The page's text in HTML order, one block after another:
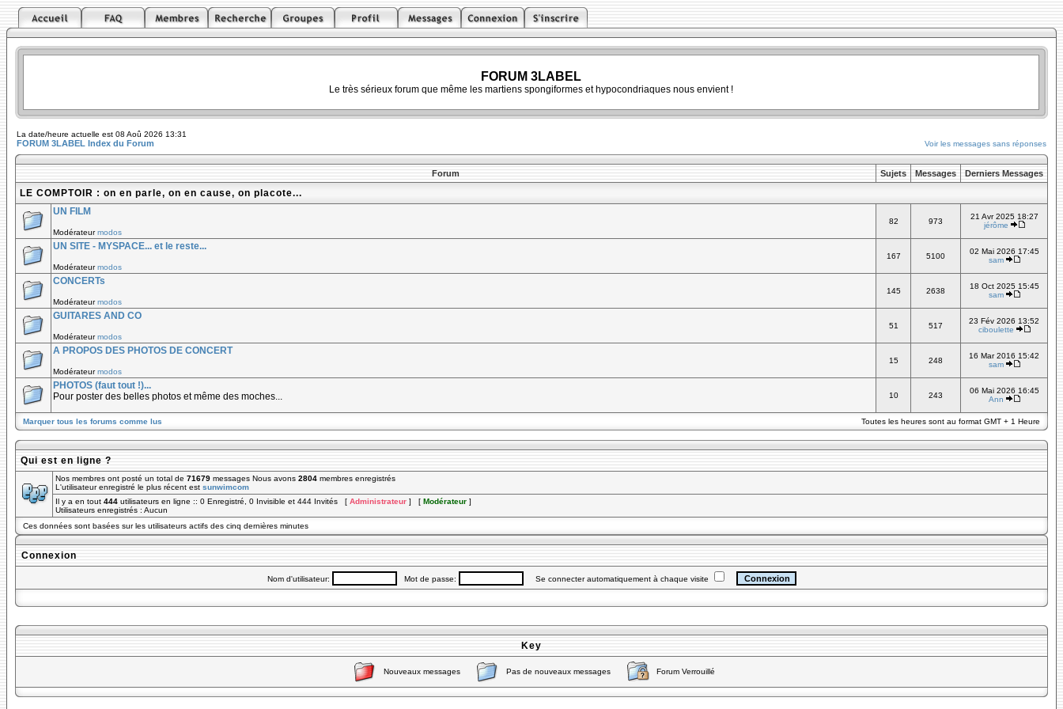
FORUM 3LABEL
Le très sérieux forum que même les martiens spongiformes et hypocondriaques nous envient !
La date/heure actuelle est 08 Aoû 2026 13:31
FORUM 3LABEL Index du Forum Voir les messages sans réponses
Forum Sujets Messages Derniers Messages
LE COMPTOIR : on en parle, on en cause, on placote...
UN FILM
Modérateurmodos
82 973
21 Avr 2025 18:27
jérôme
UN SITE - MYSPACE... et le reste...
Modérateurmodos
167 5100
02 Mai 2026 17:45
sam
CONCERTs
Modérateurmodos
145 2638
18 Oct 2025 15:45
sam
GUITARES AND CO
Modérateurmodos
51 517
23 Fév 2026 13:52
ciboulette
A PROPOS DES PHOTOS DE CONCERT
Modérateurmodos
15 248
16 Mar 2016 15:42
sam
PHOTOS (faut tout !)...
Pour poster des belles photos et même des moches...
10 243
06 Mai 2026 16:45
Ann
Marquer tous les forums comme lus Toutes les heures sont au format GMT + 1 Heure
Qui est en ligne ?
Nos membres ont posté un total de 71679 messages Nous avons 2804 membres enregistrés
L'utilisateur enregistré le plus récent est sunwimcom
Il y a en tout 444 utilisateurs en ligne :: 0 Enregistré, 0 Invisible et 444 Invités [ Administrateur ] [ Modérateur ]
Utilisateurs enregistrés : Aucun
Ces données sont basées sur les utilisateurs actifs des cinq dernières minutes
Connexion
Nom d'utilisateur: Mot de passe: Se connecter automatiquement à chaque visite
Key
Nouveaux messages Pas de nouveaux messages Forum Verrouillé